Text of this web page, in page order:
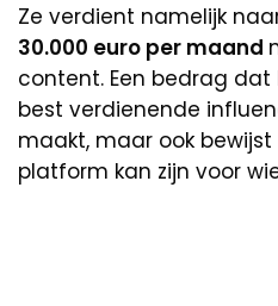
Ze verdient namelijk
30.000 euro per maand
content. Een bedrag
best verdienende
maakt, maar ook
platform kan zijn voor